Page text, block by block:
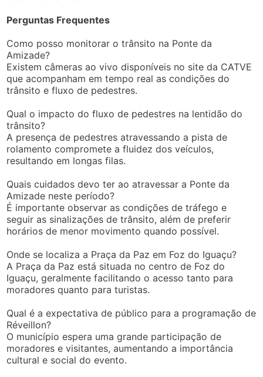
Perguntas Frequentes
Como posso monitorar o trânsito na Ponte da
Amizade?
Existem câmeras ao vivo disponíveis no site da CATVE
que acompanham em tempo real as condições do
trânsito e fluxo de pedestres.
Qual o impacto do fluxo de pedestres na lentidão do
trânsito?
A presença de pedestres atravessando a pista de
rolamento compromete a fluidez dos veículos,
resultando em longas filas.
Quais cuidados devo ter ao atravessar a Ponte da
Amizade neste período?
É importante observar as condições de tráfego e
seguir as sinalizações de trânsito, além de preferir
horários de menor movimento quando possível.
Onde se localiza a Praça da Paz em Foz do Iguaçu?
A Praça da Paz está situada no centro de Foz do
Iguaçu, geralmente facilitando o acesso tanto para
moradores quanto para turistas.
Qual é a expectativa de público para a programação de
Réveillon?
O município espera uma grande participação de
moradores e visitantes, aumentando a importância
cultural e social do evento.